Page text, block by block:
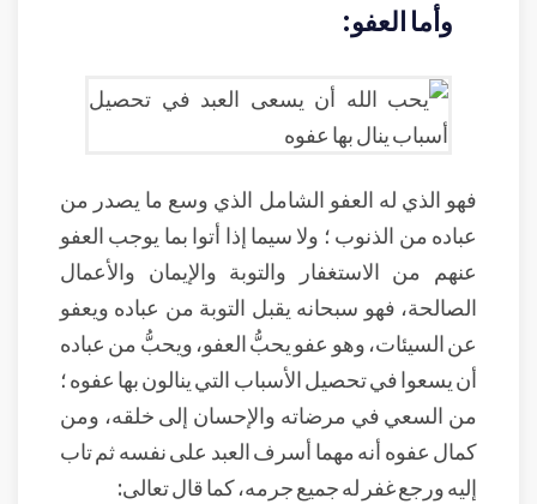
وأما العفو:
فهو الذي له العفو الشامل الذي وسع ما يصدر من
عباده من الذنوب ؛ ولا سيما إذا أتوا بما يوجب العفو
عنهم من الاستغفار والتوبة والإيمان والأعمال
الصالحة، فهو سبحانه يقبل التوبة من عباده ويعفو
عن السيئات، وهو عفو يحبُّ العفو، ويحبُّ من عباده
أن يسعوا في تحصيل الأسباب التي ينالون بها عفوه ؛
من السعي في مرضاته والإحسان إلى خلقه، ومن
كمال عفوه أنه مهما أسرف العبد على نفسه ثم تاب
إليه ورجع غفر له جميع جرمه، كما قال تعالى: